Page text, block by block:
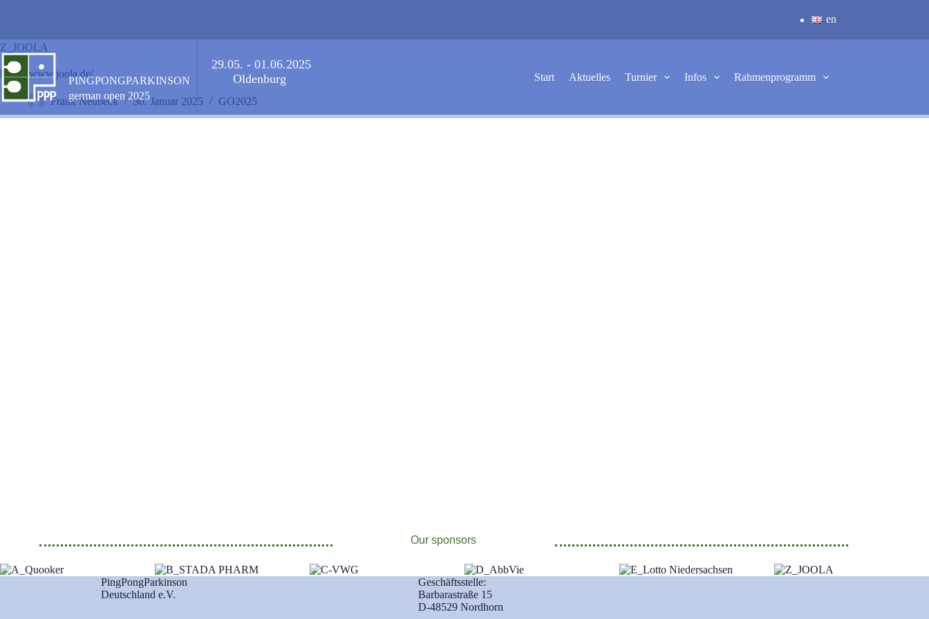
en
PINGPONGPARKINSON
german open 2025
29.05. - 01.06.2025
Oldenburg
Start Aktuelles Turnier Infos Rahmenprogramm
Z_JOOLA
https://www.joola.de/
Frank Neubeck 30. Januar 2025 GO2025
Our sponsors
PingPongParkinson
Deutschland e.V.
Geschäftsstelle:
Barbarastraße 15
D-48529 Nordhorn